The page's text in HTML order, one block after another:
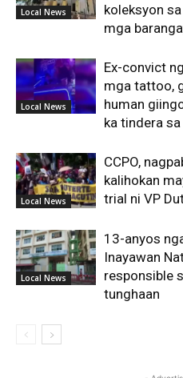
Local News
koleksyon
mga
Local News
Ex-convict
mga tattoo,
human
ka tindera
Local News
CCPO,
kalihokan
trial ni VP
Local News
13-anyos
Inayawan
responsible
tunghaan